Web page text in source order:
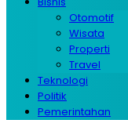
Otomotif
Wisata
Properti
Travel
Teknologi
Politik
Pemerintahan